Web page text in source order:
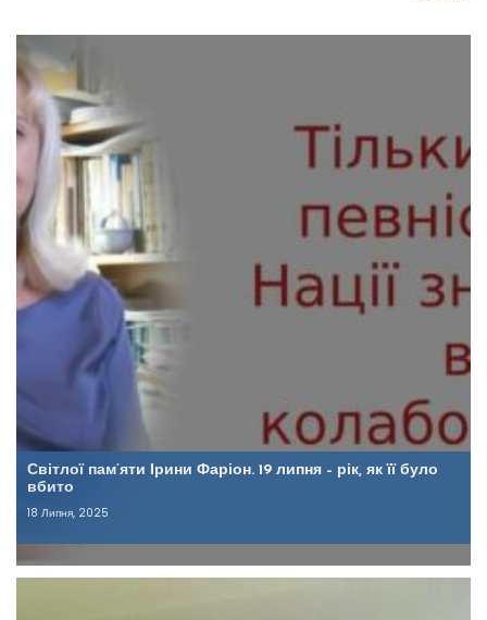
Світлої пам’яти Ірини Фаріон. 19 липня – рік, як її було
вбито
18 Липня, 2025